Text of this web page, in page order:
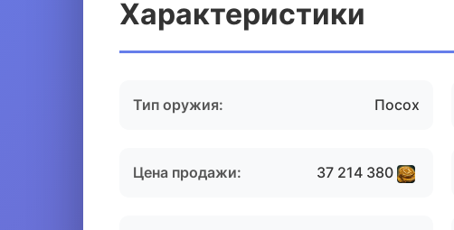
Характеристики
Тип оружия: Посох
Цена продажи: 37 214 380